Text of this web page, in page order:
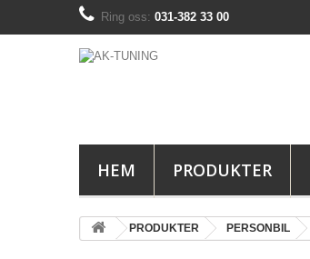
Ring oss: 031-382 33 00
HEM PRODUKTER
PRODUKTER PERSONBIL